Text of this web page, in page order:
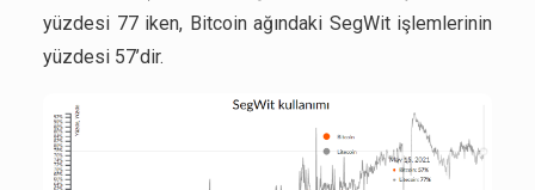
yüzdesi 77 iken, Bitcoin ağındaki SegWit işlemlerinin
yüzdesi 57’dir.